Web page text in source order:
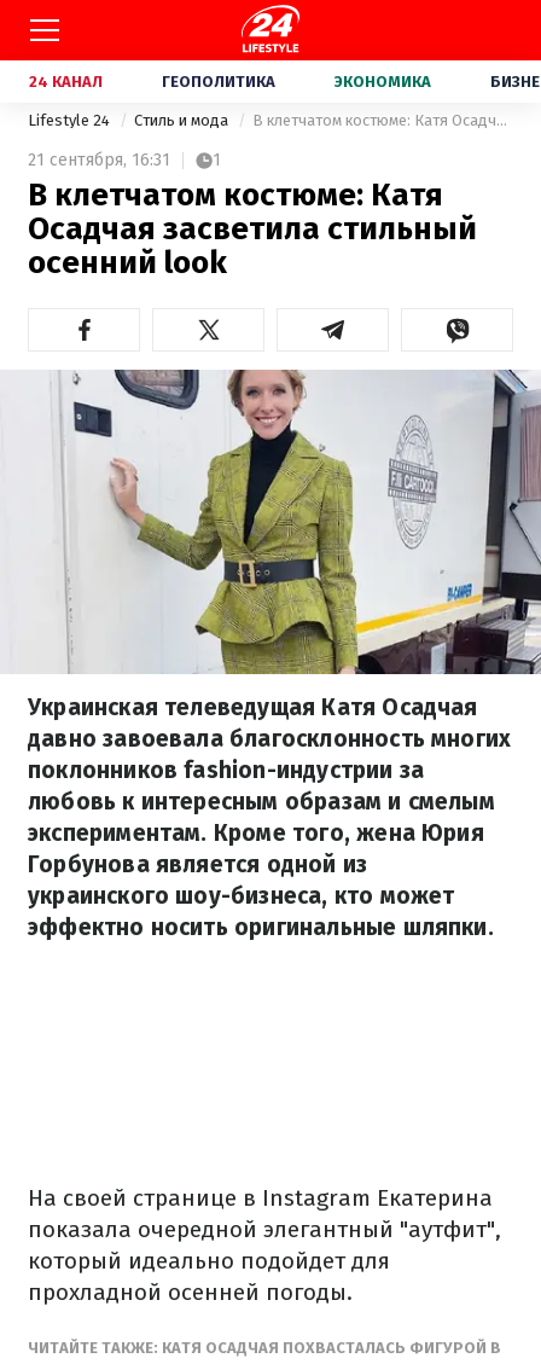
24 КАНАЛ ГЕОПОЛИТИКА ЭКОНОМИКА
Lifestyle 24 Стиль и мода В клетчатом костюме: Катя Осадчая засветила стильный осенний look
21 сентября, 16:31 1
В клетчатом костюме: Катя
Осадчая засветила стильный
осенний look
Украинская телеведущая Катя Осадчая
давно завоевала благосклонность многих
поклонников fashion-индустрии за
любовь к интересным образам и смелым
экспериментам. Кроме того, жена Юрия
Горбунова является одной из
украинского шоу-бизнеса, кто может
эффектно носить оригинальные шляпки.
На своей странице в Instagram Екатерина
показала очередной элегантный "аутфит",
который идеально подойдет для
прохладной осенней погоды.
ЧИТАЙТЕ ТАКЖЕ: КАТЯ ОСАДЧАЯ ПОХВАСТАЛАСЬ ФИГУРОЙ В